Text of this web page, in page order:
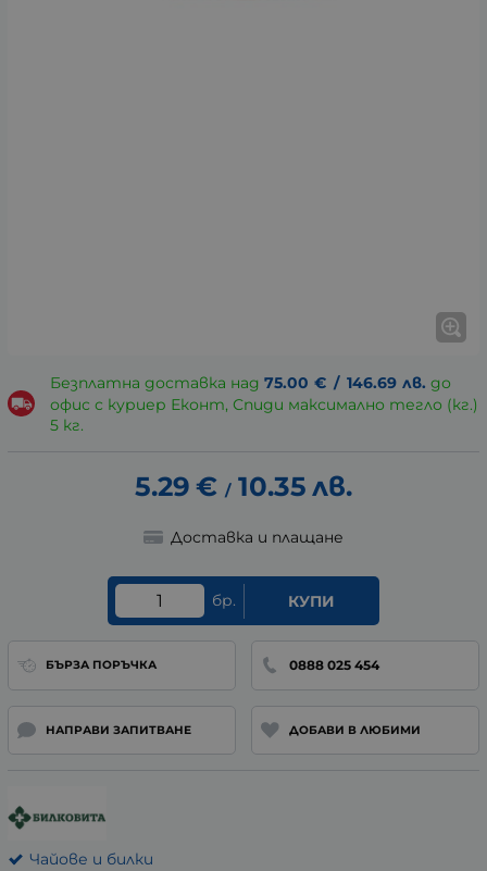
Безплатна доставка над 75.00 € / 146.69 лв. до
офис с куриер Еконт, Спиди максимално тегло (кг.)
5 кг.
5.29 € / 10.35 лв.
Доставка и плащане
бр. КУПИ
БЪРЗА ПОРЪЧКА 0888 025 454
НАПРАВИ ЗАПИТВАНЕ ДОБАВИ В ЛЮБИМИ
Чайове и билки